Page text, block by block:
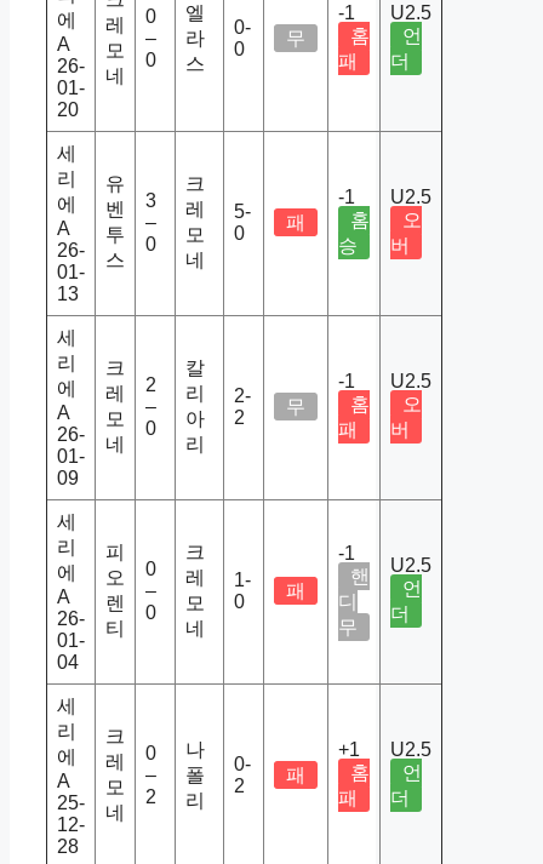
에
A
26-
01-
20
레
모
네
0
–
0
엘
라
스
0-
0
무
-1
홈
패
U2.5
언
더
세
리
에
A
26-
01-
13
유
벤
투
스
3
–
0
크
레
모
네
5-
0
패
-1
홈
승
U2.5
오
버
세
리
에
A
26-
01-
09
크
레
모
네
2
–
0
칼
리
아
리
2-
2
무
-1
홈
패
U2.5
오
버
세
리
에
A
26-
01-
04
피
오
렌
티
0
–
0
크
레
모
네
1-
0
패
-1
핸
디
무
U2.5
언
더
세
리
에
A
25-
12-
28
크
레
모
네
0
–
2
나
폴
리
0-
2
패
+1
홈
패
U2.5
언
더